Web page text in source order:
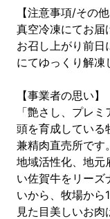
【注意事項/その他
真空冷凍にてお届
お召し上がり前日
にてゆっくり解凍
【事業者の思い】
「艶さし、プレ
頭を育成している
兼精肉直売所です。
地域活性化、地元
い佐賀牛をリーズ
いから、牧場から
見た目美しいお